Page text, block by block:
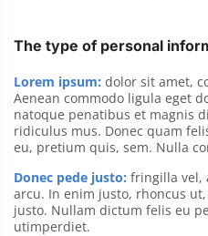
The type of personal
Lorem ipsum: dolor sit amet,
Aenean commodo ligula eget
natoque penatibus et magnis
ridiculus mus. Donec quam
eu, pretium quis, sem. Nulla
Donec pede justo: fringilla vel,
arcu. In enim justo, rhoncus
justo. Nullam dictum felis eu
utimperdiet.